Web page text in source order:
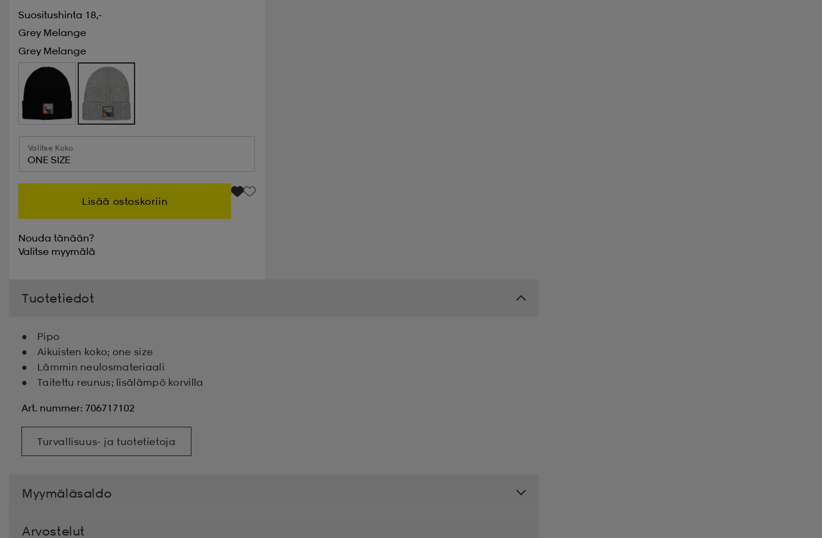
Suositushinta 18,-
Grey Melange
Grey Melange
Valitse Koko
ONE SIZE
Lisää ostoskoriin
Nouda tänään?
Valitse myymälä
Tuotetiedot
Pipo
Aikuisten koko; one size
Lämmin neulosmateriaali
Taitettu reunus; lisälämpö korvilla
Art. nummer: 706717102
Turvallisuus- ja tuotetietoja
Myymäläsaldo
Arvostelut